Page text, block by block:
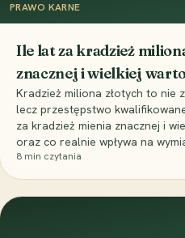
PRAWO KARNE
Ile lat za kradzież
znacznej i wielkiej
Kradzież miliona złotych to nie
lecz przestępstwo
za kradzież mienia znacznej i
oraz co realnie wpływa na
8 min czytania